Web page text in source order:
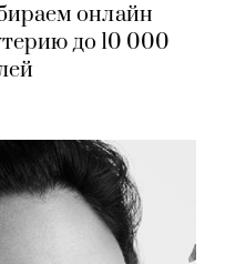
онлайн
до 10 000